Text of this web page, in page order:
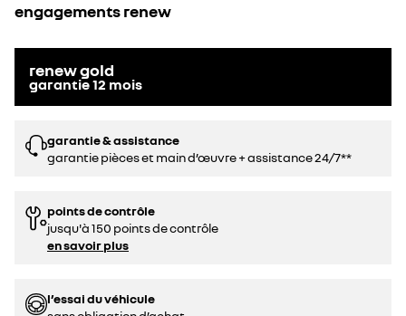
engagements renew
renew gold
garantie12 mois
garantie & assistance
garantie pièces et main d’œuvre + assistance 24/7**
points de contrôle
jusqu'à 150 points de contrôle
en savoir plus
l’essai du véhicule